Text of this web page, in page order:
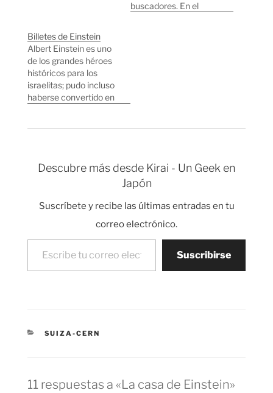
buscadores. En el
buscador, no por ello
Billetes de Einstein
Albert Einstein es uno
de los grandes héroes
históricos para los
israelitas; pudo incluso
haberse convertido en
candidato a la
porque se veía
Descubre más desde Kirai - Un Geek en
Japón
Suscríbete y recibe las últimas entradas en tu
correo electrónico.
Escribe tu correo electrónico…
Suscribirse
CATEGORÍAS
SUIZA-CERN
11 respuestas a «La casa de Einstein»